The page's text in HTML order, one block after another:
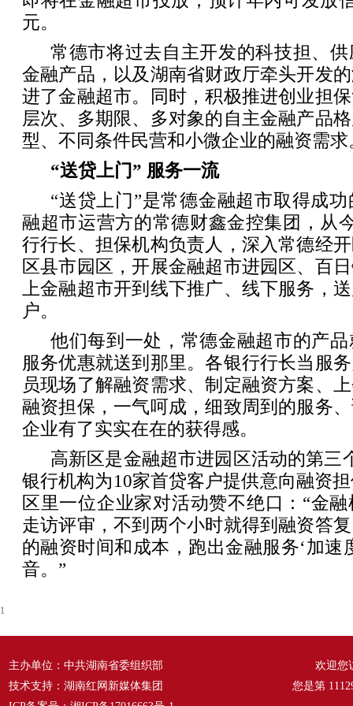
元。
常德市将过去自主开发的科技担、
金融产品，以及湖南省财政厅牵头开发
进了金融超市。同时，积极推进创业担
层次、多期限、多对象的自主金融产品
型、不同条件民营和小微企业的融资需求
“送贷上门” 服务一流
“送贷上门”是常德金融超市取得成
融超市运营方的常德财鑫金控集团，从
行行长、担保机构负责人，深入常德经
区县市园区，开展金融超市进园区、百
上金融超市开到线下推广、线下服务，
户。
他们每到一处，常德金融超市的产
服务优惠就送到那里。各银行行长当服
员现场了解融资需求、制定融资方案、
融资担保，一气呵成，细致周到的服务
企业有了实实在在的获得感。
高新区是金融超市进园区活动的第三
银行机构为10家首贷客户提供意向融资
区里一位企业家对活动赞不绝口：“金
走访评审，不到两个小时就得到融资答
的融资时间和成本，跑出金融服务‘加速
音。”
1
主办单位：中共湖南省委组织部
技术支持：湖南红网新媒体集团
欢迎您
您是第